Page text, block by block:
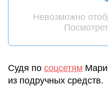
Невозможно
Судя по соцсетям
из подручных средств.